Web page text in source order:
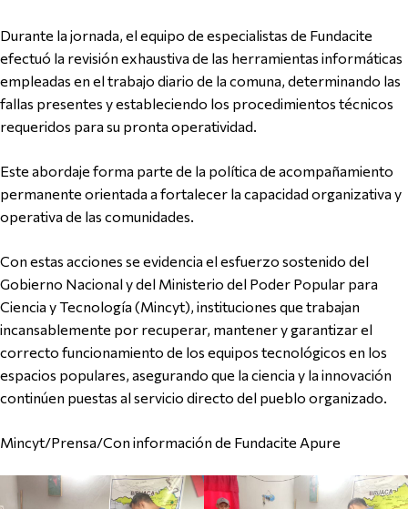
Durante la jornada, el equipo de especialistas de Fundacite
efectuó la revisión exhaustiva de las herramientas informáticas
empleadas en el trabajo diario de la comuna, determinando las
fallas presentes y estableciendo los procedimientos técnicos
requeridos para su pronta operatividad.
Este abordaje forma parte de la política de acompañamiento
permanente orientada a fortalecer la capacidad organizativa y
operativa de las comunidades.
Con estas acciones se evidencia el esfuerzo sostenido del
Gobierno Nacional y del Ministerio del Poder Popular para
Ciencia y Tecnología (Mincyt), instituciones que trabajan
incansablemente por recuperar, mantener y garantizar el
correcto funcionamiento de los equipos tecnológicos en los
espacios populares, asegurando que la ciencia y la innovación
continúen puestas al servicio directo del pueblo organizado.
Mincyt/Prensa/Con información de Fundacite Apure